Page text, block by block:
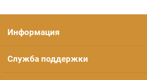
Информация
Служба поддержки